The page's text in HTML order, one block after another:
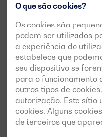
O que são cookies?
Os cookies são
podem ser utilizados
a experiência do
estabelece que
seu dispositivo se
para o funcionamento
outros tipos de
autorização. Este sítio
cookies. Alguns
de terceiros que
envolventes dos grupos
são as suas principais
As canópias
bancada do gerador e
interior que as cobre.
canópias estão
resistência.
Para além dos materiais,
canópias favorece - ou